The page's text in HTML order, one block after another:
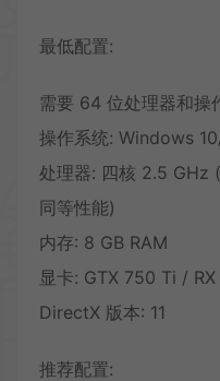
最低配置:
需要 64 位处理器和操
操作系统: Windows
处理器: 四核 2.5
同等性能)
内存: 8 GB RAM
显卡: GTX 750 Ti /
DirectX 版本: 11
推荐配置: